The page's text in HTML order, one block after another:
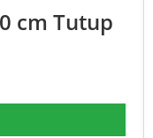
cm Tutup